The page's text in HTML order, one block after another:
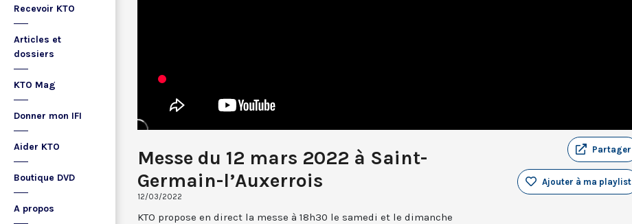
Recevoir KTO
Articles et
dossiers
KTO Mag
Donner mon IFI
Aider KTO
Boutique DVD
A propos
Messe du 12 mars 2022 à Saint-
Germain-l’Auxerrois
12/03/2022
Partager
Ajouter à ma playlist
KTO propose en direct la messe à 18h30 le samedi et le dimanche